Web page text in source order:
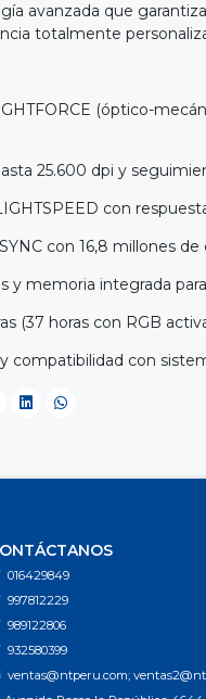
avanzada que
totalmente
(óptico-
25.600 dpi y
con
con 16,8 millones de
y memoria integrada
(37 horas con RGB
compatibilidad con
016429849
997812229
989122806
932580399
ventas@ntperu.com;